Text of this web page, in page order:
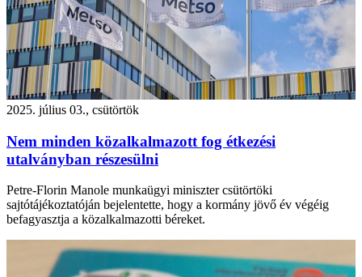
2025. július 03., csütörtök
Nem minden közalkalmazott fog étkezési
utalványban részesülni
Petre-Florin Manole munkaügyi miniszter csütörtöki
sajtótájékoztatóján bejelentette, hogy a kormány jövő év végéig
befagyasztja a közalkalmazotti béreket.